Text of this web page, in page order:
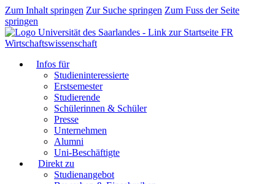
Zum Inhalt springen Zur Suche springen Zum Fuss der Seite
springen
FR
Wirtschaftswissenschaft
Infos für
Studieninteressierte
Erstsemester
Studierende
Schülerinnen & Schüler
Presse
Unternehmen
Alumni
Uni-Beschäftigte
Direkt zu
Studienangebot